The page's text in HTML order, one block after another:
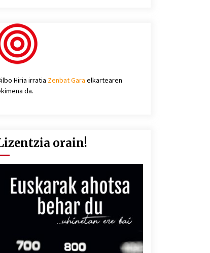
Hiria irratia Zenbat Gara elkartearen
da.
orain!